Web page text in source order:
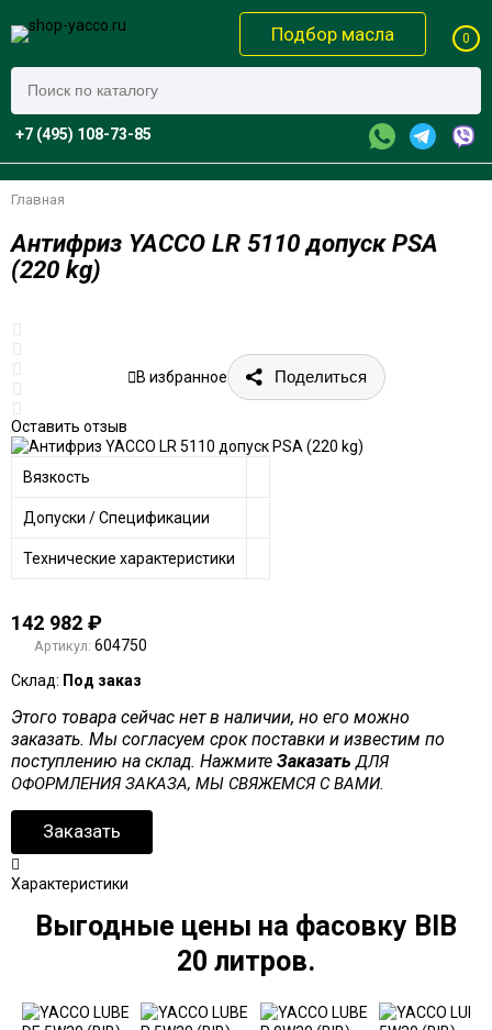
Подбор масла 0
+7 (495) 108-73-85
Главная
Антифриз YACCO LR 5110 допуск PSA
(220 kg)
Оставить отзыв
В избранное Поделиться
Вязкость
Допуски / Спецификации
Технические характеристики
142 982 ₽
Артикул: 604750
Склад: Под заказ
Этого товара сейчас нет в наличии, но его можно
заказать. Мы согласуем срок поставки и известим по
поступлению на склад. Нажмите Заказать ДЛЯ
ОФОРМЛЕНИЯ ЗАКАЗА, МЫ СВЯЖЕМСЯ С ВАМИ.
Заказать
Характеристики
Выгодные цены на фасовку BIB
20 литров.